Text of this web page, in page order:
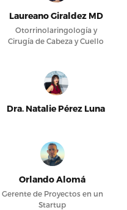
Laureano Giraldez MD
Otorrinolaringología y
Cirugía de Cabeza y Cuello
Dra. Natalie Pérez Luna
Orlando Alomá
Gerente de Proyectos en un
Startup